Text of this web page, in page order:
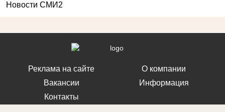
Новости СМИ2
Реклама на сайте
Вакансии
Контакты
О компании
Информация